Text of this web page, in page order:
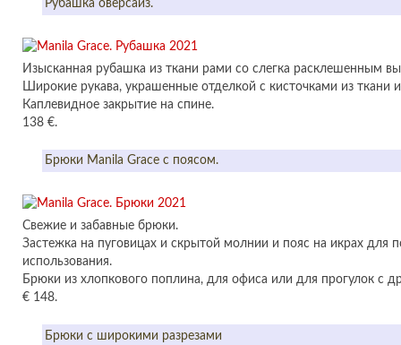
Рубашка оверсайз.
Изысканная рубашка из ткани рами со слегка расклешенным
Широкие рукава, украшенные отделкой с кисточками из ткани
Каплевидное закрытие на спине.
138 €.
Брюки Manila Grace с поясом.
Свежие и забавные брюки.
Застежка на пуговицах и скрытой молнии и пояс на икрах для
использования.
Брюки из хлопкового поплина, для офиса или для прогулок с
€ 148.
Брюки с широкими разрезами